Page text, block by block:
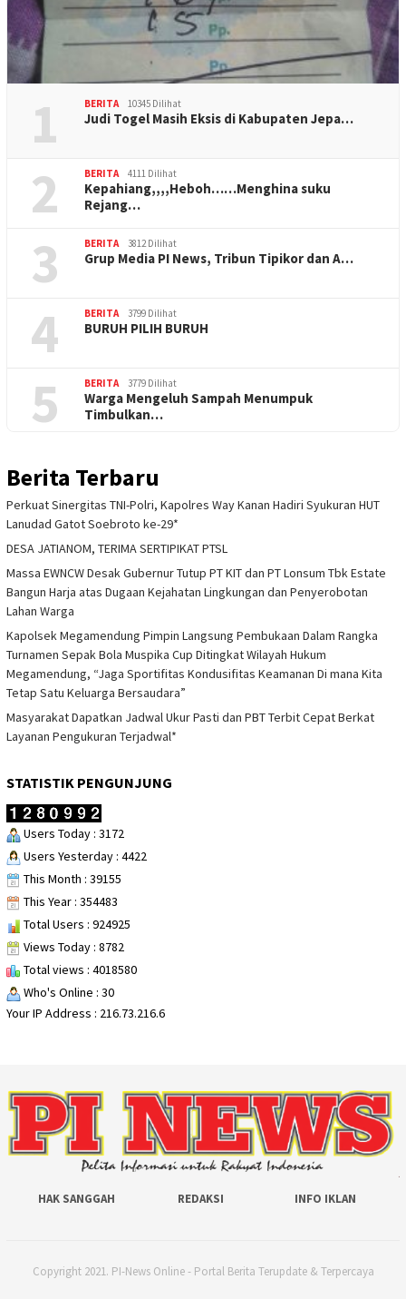
1 BERITA 10345 Dilihat
Judi Togel Masih Eksis di Kabupaten Jepa…
2 BERITA 4111 Dilihat
Kepahiang,,,,Heboh……Menghina suku
Rejang…
3 BERITA 3812 Dilihat
Grup Media PI News, Tribun Tipikor dan A…
4 BERITA 3799 Dilihat
BURUH PILIH BURUH
5 BERITA 3779 Dilihat
Warga Mengeluh Sampah Menumpuk
Timbulkan…
Berita Terbaru
Perkuat Sinergitas TNI-Polri, Kapolres Way Kanan Hadiri Syukuran HUT
Lanudad Gatot Soebroto ke-29*
DESA JATIANOM, TERIMA SERTIPIKAT PTSL
Massa EWNCW Desak Gubernur Tutup PT KIT dan PT Lonsum Tbk Estate
Bangun Harja atas Dugaan Kejahatan Lingkungan dan Penyerobotan
Lahan Warga
Kapolsek Megamendung Pimpin Langsung Pembukaan Dalam Rangka
Turnamen Sepak Bola Muspika Cup Ditingkat Wilayah Hukum
Megamendung, “Jaga Sportifitas Kondusifitas Keamanan Di mana Kita
Tetap Satu Keluarga Bersaudara”
Masyarakat Dapatkan Jadwal Ukur Pasti dan PBT Terbit Cepat Berkat
Layanan Pengukuran Terjadwal*
STATISTIK PENGUNJUNG
Users Today : 3172
Users Yesterday : 4422
This Month : 39155
This Year : 354483
Total Users : 924925
Views Today : 8782
Total views : 4018580
Who's Online : 30
Your IP Address : 216.73.216.6
HAK SANGGAH REDAKSI INFO IKLAN
Copyright 2021. PI-News Online - Portal Berita Terupdate & Terpercaya